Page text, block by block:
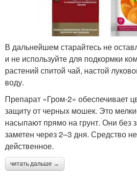
Мошки в цветах
Борьба с мошками
Мошка на комнатных
цветах
В дальнейшем старайтесь не
и не используйте для подкормки
растений спитой чай, настой
воду.
Препарат «Гром-2» обеспечивает
защиту от черных мошек. Это
насыпают прямо на грунт. Они без
заметен через 2–3 дня. Средство
действенное.
читать дальше →